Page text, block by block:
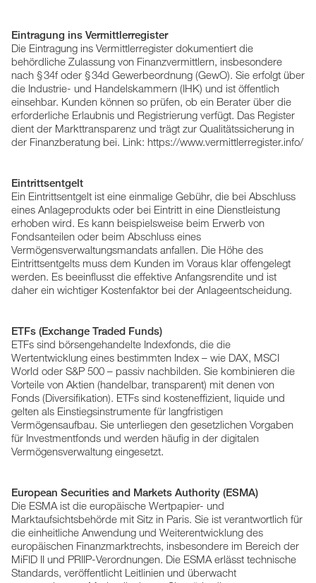
Eintragung ins Vermittlerregister
Die Eintragung ins Vermittlerregister dokumentiert die
behördliche Zulassung von Finanzvermittlern, insbesondere
nach § 34f oder § 34d Gewerbeordnung (GewO). Sie erfolgt über
die Industrie- und Handelskammern (IHK) und ist öffentlich
einsehbar. Kunden können so prüfen, ob ein Berater über die
erforderliche Erlaubnis und Registrierung verfügt. Das Register
dient der Markttransparenz und trägt zur Qualitätssicherung in
der Finanzberatung bei. Link: https://www.vermittlerregister.info/
Eintrittsentgelt
Ein Eintrittsentgelt ist eine einmalige Gebühr, die bei Abschluss
eines Anlageprodukts oder bei Eintritt in eine Dienstleistung
erhoben wird. Es kann beispielsweise beim Erwerb von
Fondsanteilen oder beim Abschluss eines
Vermögensverwaltungsmandats anfallen. Die Höhe des
Eintrittsentgelts muss dem Kunden im Voraus klar offengelegt
werden. Es beeinflusst die effektive Anfangsrendite und ist
daher ein wichtiger Kostenfaktor bei der Anlageentscheidung.
ETFs (Exchange Traded Funds)
ETFs sind börsengehandelte Indexfonds, die die
Wertentwicklung eines bestimmten Index – wie DAX, MSCI
World oder S&P 500 – passiv nachbilden. Sie kombinieren die
Vorteile von Aktien (handelbar, transparent) mit denen von
Fonds (Diversifikation). ETFs sind kosteneffizient, liquide und
gelten als Einstiegsinstrumente für langfristigen
Vermögensaufbau. Sie unterliegen den gesetzlichen Vorgaben
für Investmentfonds und werden häufig in der digitalen
Vermögensverwaltung eingesetzt.
European Securities and Markets Authority (ESMA)
Die ESMA ist die europäische Wertpapier- und
Marktaufsichtsbehörde mit Sitz in Paris. Sie ist verantwortlich für
die einheitliche Anwendung und Weiterentwicklung des
europäischen Finanzmarktrechts, insbesondere im Bereich der
MiFID II und PRIIP-Verordnungen. Die ESMA erlässt technische
Standards, veröffentlicht Leitlinien und überwacht